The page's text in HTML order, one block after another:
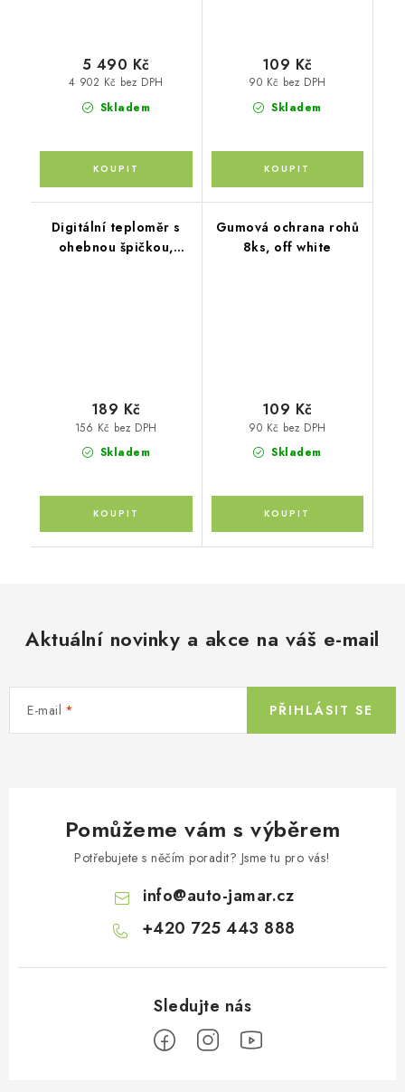
Skladem
4 902 Kč bez DPH
5 490 Kč
Skladem
90 Kč bez DPH
109 Kč
Digitální teploměr s
ohebnou špičkou,
Skladem
156 Kč bez DPH
189 Kč
Gumová ochrana rohů
8ks, off white
Skladem
90 Kč bez DPH
109 Kč
Aktuální novinky a akce na váš e-mail
E-mail PŘIHLÁSIT SE
Pomůžeme vám s výběrem
Potřebujete s něčím poradit? Jsme tu pro vás!
info@auto-jamar.cz
+420 725 443 888